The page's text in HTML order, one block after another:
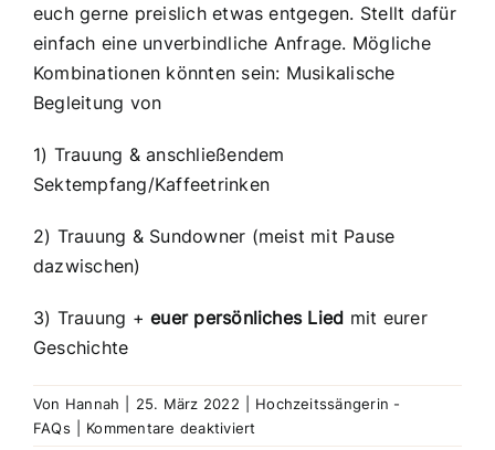
euch gerne preislich etwas entgegen. Stellt dafür
einfach eine unverbindliche Anfrage. Mögliche
Kombinationen könnten sein: Musikalische
Begleitung von
1) Trauung & anschließendem
Sektempfang/Kaffeetrinken
2) Trauung & Sundowner (meist mit Pause
dazwischen)
3) Trauung +euer persönliches Lied mit eurer
Geschichte
Von Hannah 25. März 2022
Hochzeitssängerin -
FAQs
Kommentare deaktiviert